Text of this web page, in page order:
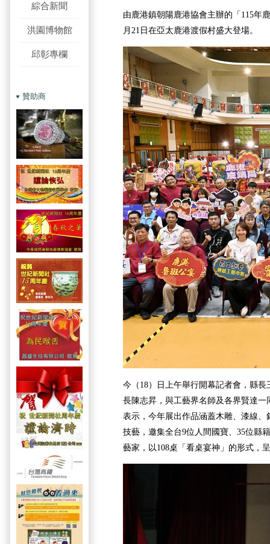
綜合新聞
洪園博物館
邱彰專欄
贊助商
由鹿港鎮朝陽鹿港協會主辦的「115年
月21日在亞太鹿港渡假村盛大登場。
今（18）日上午舉行開幕記者會，縣
長陳志昇，與工藝界名師及各界賢達
表示，今年展出作品涵蓋木雕、漆線
技藝，邀集全台9位人間國寶、35位縣
藝家，以108桌「看桌宴神」的形式，